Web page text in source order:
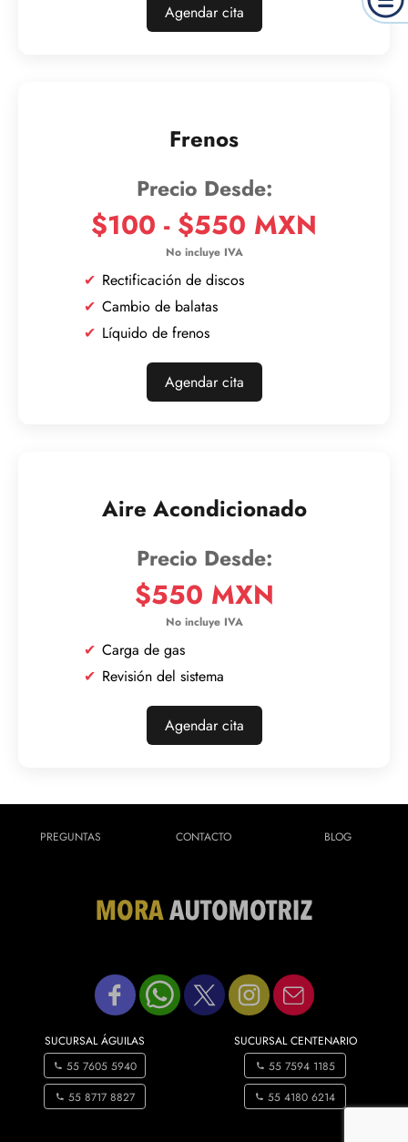
Agendar cita
Frenos
$100 - $550 MXN
Rectificación de discos
Cambio de balatas
Líquido de frenos
Agendar cita
Aire Acondicionado
$550 MXN
Carga de gas
Revisión del sistema
Agendar cita
PREGUNTAS CONTACTO BLOG
SUCURSAL ÁGUILAS
SUCURSAL CENTENARIO
55 7605 5940
55 8717 8827
55 7594 1185
55 4180 6214